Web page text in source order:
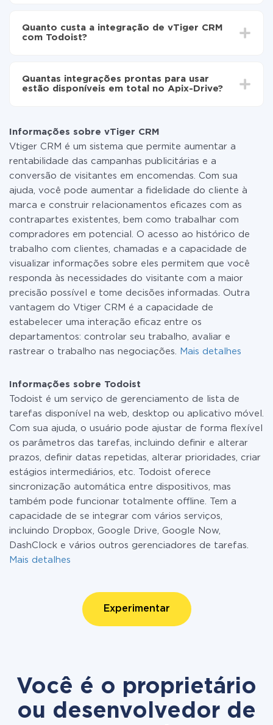
automaticamente de vTiger CRM para Todoist
30 minutos. Em média, a configuração leva de 10 a 15
minutos.
Quanto custa a integração de vTiger CRM
com Todoist?
as tarifas. Você paga apenas pela quantidade de
dados que é realmente transferida de um de seus
ou mudar para um de pago, se necessário. Mais
detalhes sobre tarifas.
Quantas integrações prontas para usar
estão disponíveis em total no Apix-Drive?
Informações sobre vTiger CRM
Vtiger CRM é um sistema que permite aumentar a
rentabilidade das campanhas publicitárias e a
conversão de visitantes em encomendas. Com sua
ajuda, você pode aumentar a fidelidade do cliente à
marca e construir relacionamentos eficazes com as
contrapartes existentes, bem como trabalhar com
compradores em potencial. O acesso ao histórico de
trabalho com clientes, chamadas e a capacidade de
visualizar informações sobre eles permitem que você
responda às necessidades do visitante com a maior
precisão possível e tome decisões informadas. Outra
vantagem do Vtiger CRM é a capacidade de
estabelecer uma interação eficaz entre os
departamentos: controlar seu trabalho, avaliar e
rastrear o trabalho nas negociações.
Mais detalhes
Informações sobre Todoist
Todoist é um serviço de gerenciamento de lista de
tarefas disponível na web, desktop ou aplicativo móvel.
Com sua ajuda, o usuário pode ajustar de forma flexível
os parâmetros das tarefas, incluindo definir e alterar
prazos, definir datas repetidas, alterar prioridades, criar
estágios intermediários, etc. Todoist oferece
sincronização automática entre dispositivos, mas
também pode funcionar totalmente offline. Tem a
capacidade de se integrar com vários serviços,
incluindo Dropbox, Google Drive, Google Now,
DashClock e vários outros gerenciadores de tarefas.
Mais detalhes
Experimentar
Você é o proprietário
ou desenvolvedor de